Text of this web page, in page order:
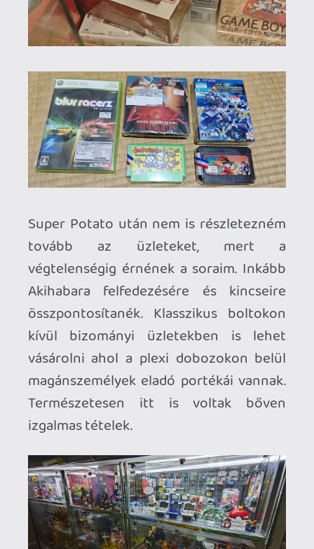
Természetesen nem volt mindenhol
megjelent a káosz este felé.
Keresgélések, túrkálások közepette az
nem egyszer került a kezeim közé olyan
játék aminek kíváncsi lettem volna az
eddigi életére. Akihabra közepén egy
Trader áruházba ,hogy kerül egy német